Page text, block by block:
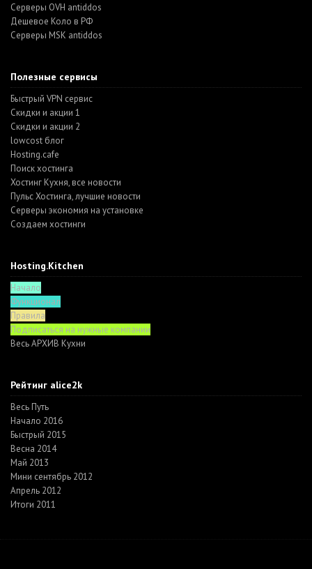
Серверы OVH antiddos
Дешевое Коло в РФ
Серверы MSK antiddos
Полезные сервисы
Быстрый VPN сервис
Скидки и акции 1
Скидки и акции 2
lowcost блог
Hosting.cafe
Поиск хостинга
Хостинг Кухня, все новости
Пульс Хостинга, лучшие новости
Серверы экономия на установке
Создаем хостинги
Hosting.Kitchen
Начало
Функционал
Правила
Подписаться на нужные компании
Весь АРХИВ Кухни
Рейтинг alice2k
Весь Путь
Начало 2016
Быстрый 2015
Весна 2014
Май 2013
Мини сентябрь 2012
Апрель 2012
Итоги 2011